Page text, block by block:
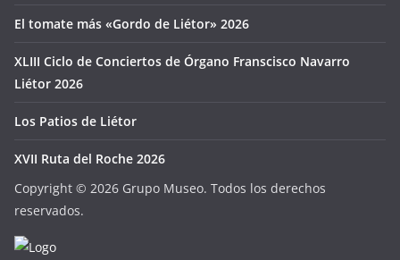
El tomate más «Gordo de Liétor» 2026
XLIII Ciclo de Conciertos de Órgano Franscisco Navarro
Liétor 2026
Los Patios de Liétor
XVII Ruta del Roche 2026
Copyright © 2026 Grupo Museo. Todos los derechos
reservados.